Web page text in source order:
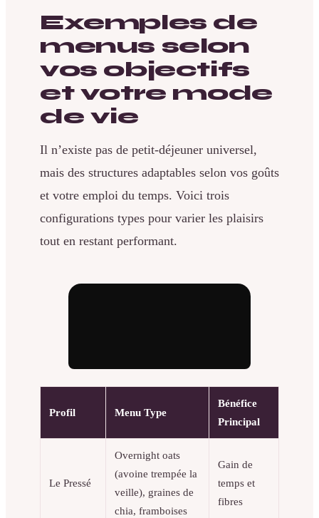
Exemples de
menus selon
vos objectifs
et votre mode
de vie
Il n’existe pas de petit-déjeuner universel,
mais des structures adaptables selon vos goûts
et votre emploi du temps. Voici trois
configurations types pour varier les plaisirs
tout en restant performant.
Profil Menu Type
Bénéfice
Principal
Le Pressé
Overnight oats
(avoine trempée la
veille), graines de
chia, framboises
Gain de
temps et
fibres